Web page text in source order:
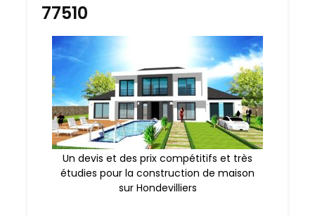
77510
Un devis et des prix compétitifs et très
étudies pour la construction de maison
sur Hondevilliers